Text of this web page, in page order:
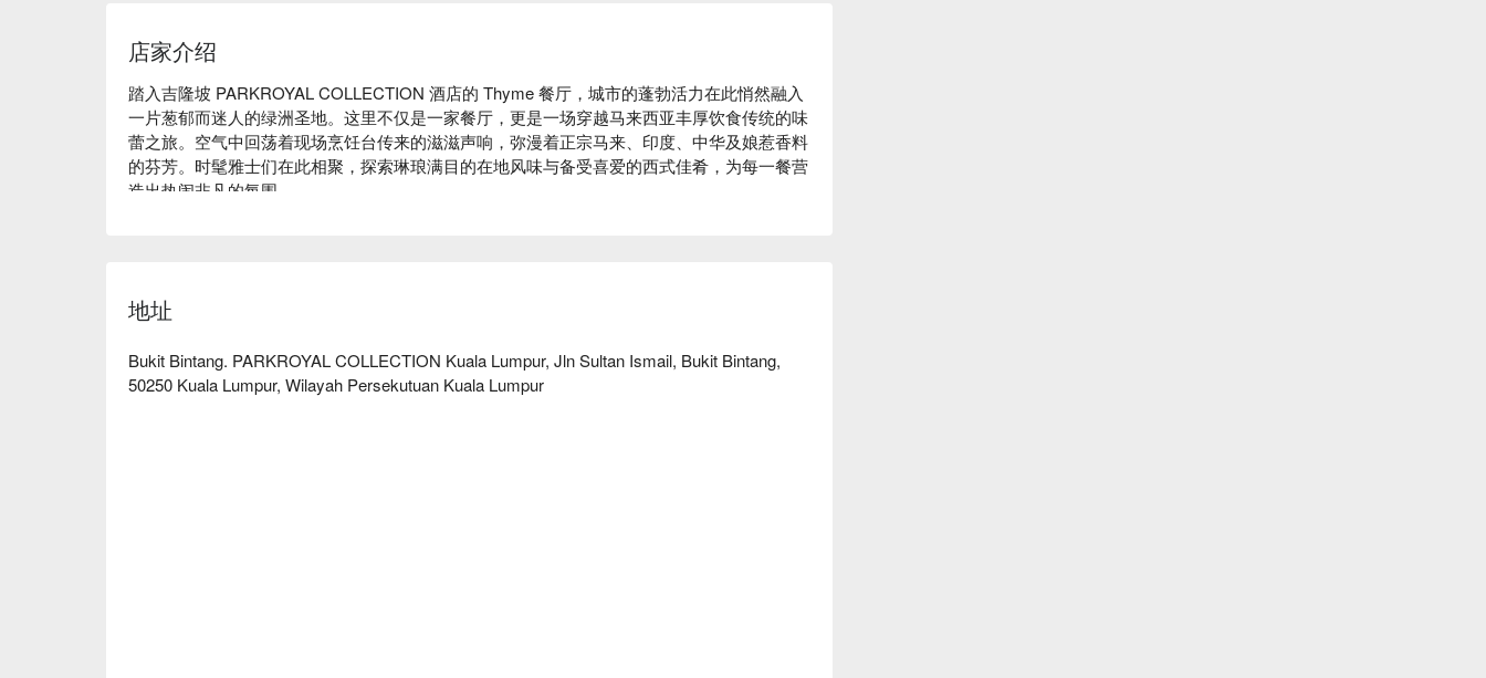
店家介绍
踏入吉隆坡 PARKROYAL COLLECTION 酒店的 Thyme 餐厅，城市的蓬勃活力在此悄然融入
一片葱郁而迷人的绿洲圣地。这里不仅是一家餐厅，更是一场穿越马来西亚丰厚饮食传统的味
蕾之旅。空气中回荡着现场烹饪台传来的滋滋声响，弥漫着正宗马来、印度、中华及娘惹香料
的芬芳。时髦雅士们在此相聚，探索琳琅满目的在地风味与备受喜爱的西式佳肴，为每一餐营
造出热闹非凡的氛围。
赞，让您能一次品尝到火辣的咖喱、精致的点心和经典的烤肉，使每一次造访都成为一趟充满
这里是庆祝家庭聚会、举办重要商务午餐，或纯粹想沉浸在万国风味飨宴中的绝佳选择。
地址
Bukit Bintang. PARKROYAL COLLECTION Kuala Lumpur, Jln Sultan Ismail, Bukit Bintang,
50250 Kuala Lumpur, Wilayah Persekutuan Kuala Lumpur